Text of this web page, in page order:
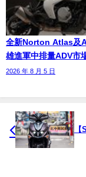
全新Norton Atlas及
雄進軍中排量ADV市
2026 年 8 月 5 日